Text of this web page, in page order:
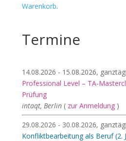
Warenkorb.
Termine
14.08.2026 - 15.08.2026,
Professional Level – TA-
Prüfung
intaqt, Berlin ( zur Anmeldung)
29.08.2026 - 30.08.2026,
Konfliktbearbeitung als Beruf (2.